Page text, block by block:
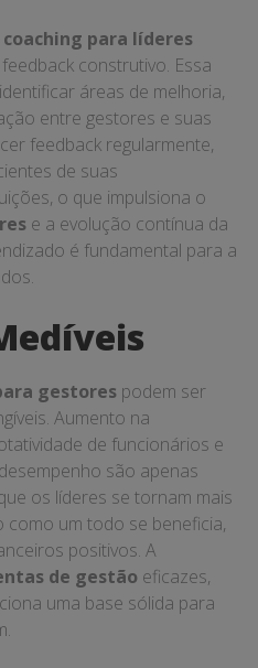
coaching para líderes
construtivo. Essa
áreas de melhoria,
entre gestores e suas
feedback regularmente,
de suas
o que impulsiona o
e a evolução contínua da
é fundamental para a
gestores podem ser
Aumento na
de funcionários e
são apenas
os líderes se tornam mais
um todo se beneficia,
positivos. A
de gestão eficazes,
uma base sólida para